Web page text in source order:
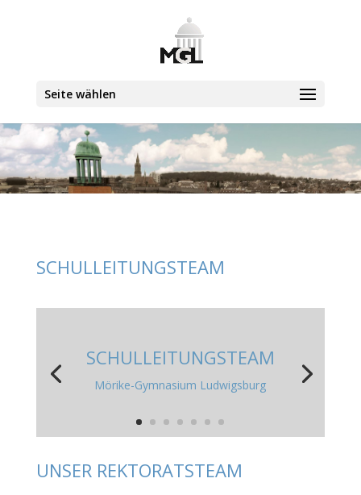
Seite wählen
SCHULLEITUNGSTEAM
SCHULLEITUNGSTEAM
Mörike-Gymnasium Ludwigsburg
UNSER REKTORATSTEAM